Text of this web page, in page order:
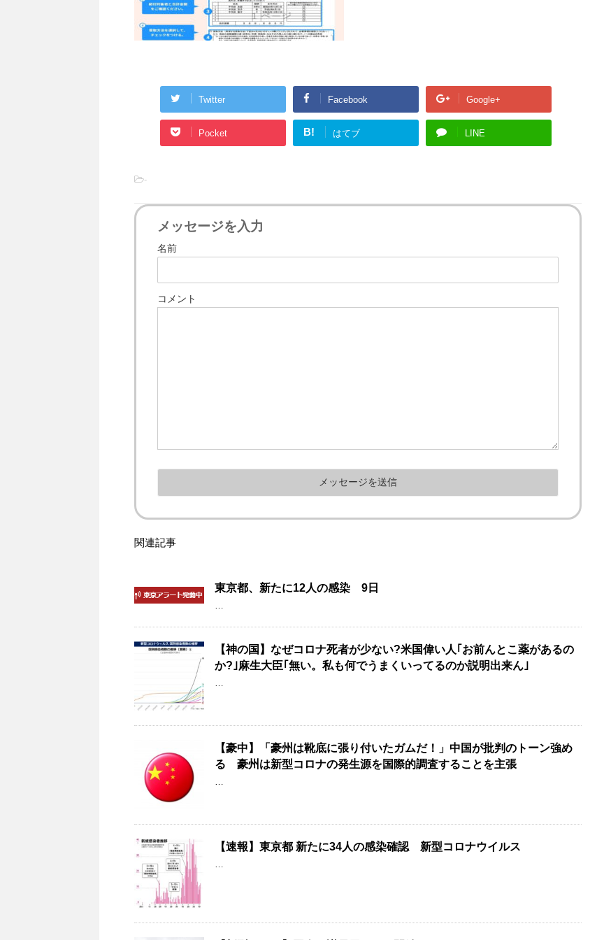
Twitter Facebook Google+
Pocket B! はてブ LINE
-
メッセージを入力
名前
コメント
関連記事
東京都、新たに12人の感染 9日
…
【神の国】なぜコロナ死者が少ない?米国偉い人｢お前んとこ薬があるの
か?｣麻生大臣｢無い。私も何でうまくいってるのか説明出来ん｣
…
【豪中】「豪州は靴底に張り付いたガムだ！」中国が批判のトーン強め
る 豪州は新型コロナの発生源を国際的調査することを主張
…
【速報】東京都 新たに34人の感染確認 新型コロナウイルス
…